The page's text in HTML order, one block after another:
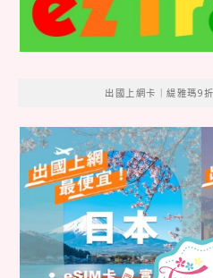
出國上網卡｜緹雅瑪9